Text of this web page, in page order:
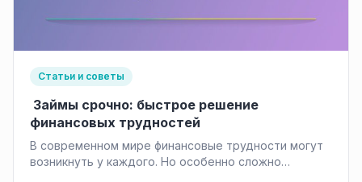
Статьи и советы
Займы срочно: быстрое решение
финансовых трудностей
В современном мире финансовые трудности могут
возникнуть у каждого. Но особенно сложно